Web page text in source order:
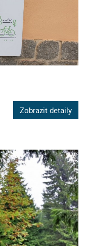
Zobrazit detaily